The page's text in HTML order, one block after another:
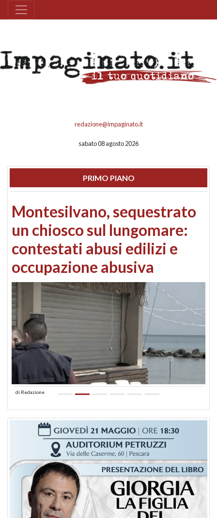
redazione@impaginato.it
sabato 08 agosto 2026
PRIMO PIANO
Montesilvano, sequestrato
un chiosco sul lungomare:
contestati abusi edilizi e
occupazione abusiva
di Redazione